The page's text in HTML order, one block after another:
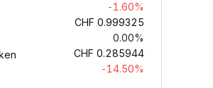
-1.60%
CHF 0.999325
0.00%
CHF 0.285944
-14.50%